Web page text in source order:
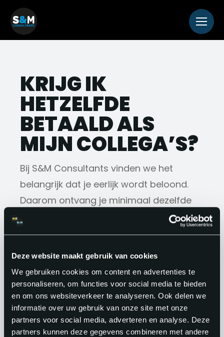
Deze website maakt gebruik van cookies
We gebruiken cookies om content en advertenties te
personaliseren, om functies voor social media te bieden
en om ons websiteverkeer te analyseren. Ook delen we
informatie over uw gebruik van onze site met onze
partners voor social media, adverteren en analyse. Deze
partners kunnen deze gegevens combineren met andere
KRIJG IK
HETZELFDE
BETAALD ALS
MIJN COLLEGA’S?
Bij S&M Consultants vinden we het
belangrijk dat je eerlijk wordt beloond.
Daarom ontvang je minimaal dezelfde
arbeidsvoorwaarden als collega's die
een vergelijkbare functie bij de
Denk hierbij aan je salaris,
vakantiedagen, eventuele ADV-dagen,
reiskostenvergoeding, overwerk- en
ploegentoeslagen. Daarnaast denken we